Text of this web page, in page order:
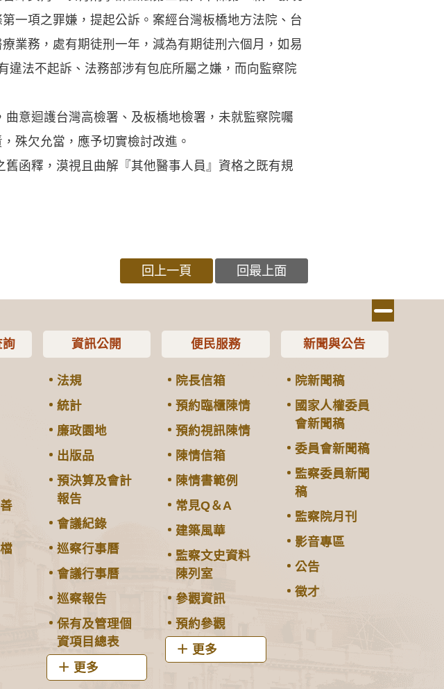
一項之罪嫌，提起公訴。案經台灣板橋地方法院、台
業務，處有期徒刑一年，減為有期徒刑六個月，如易
違法不起訴、法務部涉有包庇所屬之嫌，而向監察院
意迴護台灣高檢署、及板橋地檢署，未就監察院囑
殊欠允當，應予切實檢討改進。
函釋，漠視且曲解『其他醫事人員』資格之既有規
回上一頁 回最上面
詢 資訊公開
法規
統計
廉政園地
出版品
預決算及會計
報告
會議紀錄
巡察行事曆
會議行事曆
巡察報告
保有及管理個
資項目總表
更多
便民服務
院長信箱
預約臨櫃陳情
預約視訊陳情
陳情信箱
陳情書範例
常見Q＆A
建築風華
監察文史資料
陳列室
參觀資訊
預約參觀
更多
新聞與公告
院新聞稿
國家人權委員
會新聞稿
委員會新聞稿
監察委員新聞
稿
監察院月刊
影音專區
公告
徵才